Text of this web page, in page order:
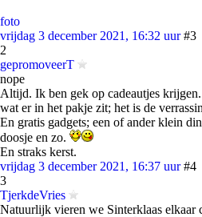
foto
vrijdag 3 december 2021, 16:32 uur #3
2
gepromoveerT
nope
Altijd. Ik ben gek op cadeautjes
wat er in het pakje zit; het is de
En gratis gadgets; een of ander klein
doosje en zo.
En straks kerst.
vrijdag 3 december 2021, 16:37 uur #4
3
TjerkdeVries
Natuurlijk vieren we Sinterklaas elkaar